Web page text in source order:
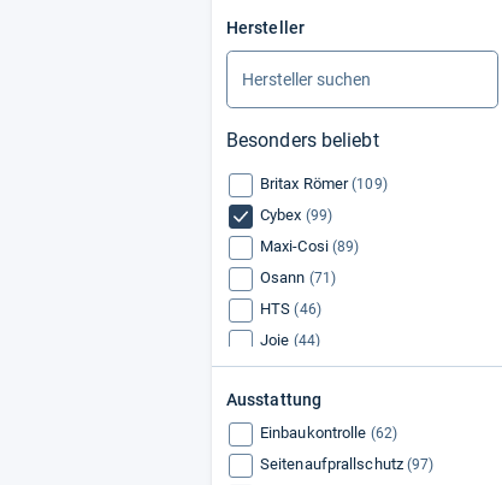
Hersteller
Besonders beliebt
Britax Römer (109)
Cybex (99)
Maxi-Cosi (89)
Osann (71)
HTS (46)
Joie (44)
Graco (39)
KinderKraft
Lionelo (34)
Chicco (32)
Ausstattung
Einbaukontrolle (62)
Seitenaufprallschutz (97)